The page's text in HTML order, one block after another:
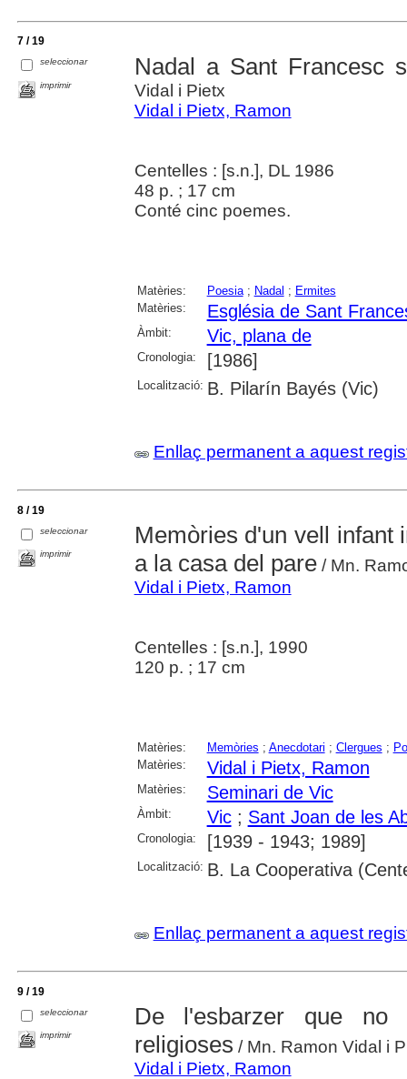
7 / 19
seleccionar
imprimir
Nadal a Sant Francesc
Vidal i Pietx
Vidal i Pietx, Ramon
Centelles : [s.n.], DL 1986
48 p. ; 17 cm
Conté cinc poemes.
Matèries: Poesia; Nadal ; Ermites
Matèries:
Església de Sant
Àmbit: Vic, plana de
Cronologia: [1986]
Localització: B. Pilarín Bayés (Vic)
Enllaç permanent a aquest
8 / 19
seleccionar
imprimir
Memòries d'un vell infant
a la casa del pare/ Mn.
Vidal i Pietx, Ramon
Centelles : [s.n.], 1990
120 p. ; 17 cm
Matèries: Memòries ; Anecdotari ; Clergues ;
Matèries:
Vidal i Pietx, Ramon
Matèries: Seminari de Vic
Àmbit: Vic; Sant Joan de les
Cronologia: [1939 - 1943; 1989]
Localització: B. La Cooperativa
Enllaç permanent a aquest
9 / 19
seleccionar
imprimir
De l'esbarzer que no
religioses / Mn. Ramon Vidal i
Vidal i Pietx, Ramon